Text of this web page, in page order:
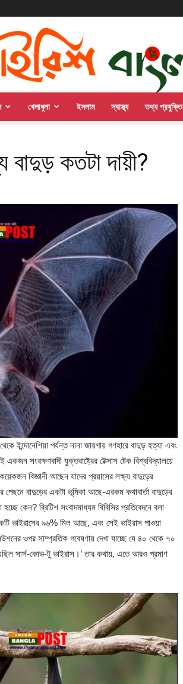
খেলাধুলা ইসলাম স্বাস্থ্য তথ্য প্রযুক্তি
কতটা দায়ী?
ইন্দোনেশিয়া পর্যন্ত নানা জায়গায় গণহারে বাদুড় হত্যা এবং
সংরক্ষণবাদী যুক্তরাষ্ট্রের টেক্সাস টেক বিশ্ববিদ্যালয়ে
বিজ্ঞানী আছেন যাদের প্রয়াসের লক্ষ্য বাদুড়ের
বাদুড়ের একটা ভূমিকা আছে-এরকম কথাবার্তা বাদুড়ের
কেন? ব্রিটিশ সংবাদমাধ্যম বিবিসির প্রতিবেদনে বলা
ভাইরাসের ৯৬% মিল আছে, এবং সেই ভাইরাস পাওয়া
ওপর সাম্প্রতিক গবেষণায় দেখা যাচ্ছে যে ৪০ থেকে ৭০
সার্স-কোভ-টু ভাইরাস।’ তার কথায়, এতে আরও প্রমাণ